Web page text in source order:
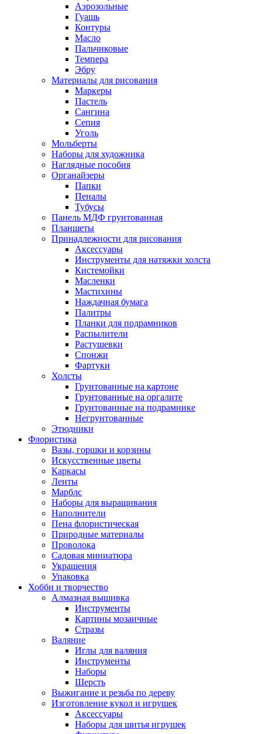
Аэрозольные
Гуашь
Контуры
Масло
Пальчиковые
Темпера
Эбру
Материалы для рисования
Маркеры
Пастель
Сангина
Сепия
Уголь
Мольберты
Наборы для художника
Наглядные пособия
Органайзеры
Папки
Пеналы
Тубусы
Панель МДФ грунтованная
Планшеты
Принадлежности для рисования
Аксессуары
Инструменты для натяжки холста
Кистемойки
Масленки
Мастихины
Наждачная бумага
Палитры
Планки для подрамников
Распылители
Растушевки
Спонжи
Фартуки
Холсты
Грунтованные на картоне
Грунтованные на оргалите
Грунтованные на подрамнике
Негрунтованные
Этюдники
Флористика
Вазы, горшки и корзины
Искусственные цветы
Каркасы
Ленты
Марблс
Наборы для выращивания
Наполнители
Пена флористическая
Природные материалы
Проволока
Садовая миниатюра
Украшения
Упаковка
Хобби и творчество
Алмазная вышивка
Инструменты
Картины мозаичные
Стразы
Валяние
Иглы для валяния
Инструменты
Наборы
Шерсть
Выжигание и резьба по дереву
Изготовление кукол и игрушек
Аксессуары
Наборы для шитья игрушек